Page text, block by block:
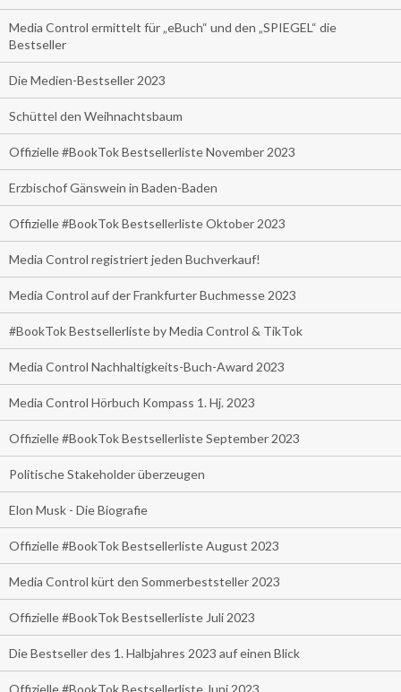
Media Control ermittelt für „eBuch“ und den „SPIEGEL“ die
Bestseller
Die Medien-Bestseller 2023
Schüttel den Weihnachtsbaum
Offizielle #BookTok Bestsellerliste November 2023
Erzbischof Gänswein in Baden-Baden
Offizielle #BookTok Bestsellerliste Oktober 2023
Media Control registriert jeden Buchverkauf!
Media Control auf der Frankfurter Buchmesse 2023
#BookTok Bestsellerliste by Media Control & TikTok
Media Control Nachhaltigkeits-Buch-Award 2023
Media Control Hörbuch Kompass 1. Hj. 2023
Offizielle #BookTok Bestsellerliste September 2023
Politische Stakeholder überzeugen
Elon Musk - Die Biografie
Offizielle #BookTok Bestsellerliste August 2023
Media Control kürt den Sommerbeststeller 2023
Offizielle #BookTok Bestsellerliste Juli 2023
Die Bestseller des 1. Halbjahres 2023 auf einen Blick
Offizielle #BookTok Bestsellerliste Juni 2023